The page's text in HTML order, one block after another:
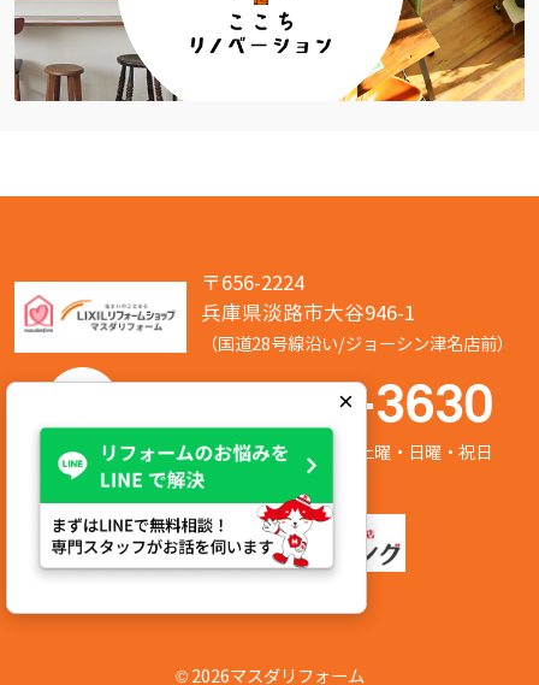
〒656-2224
兵庫県淡路市大谷946-1
（国道28号線沿い/ジョーシン津名店前）
050-7586-3630
営業時間:8:00～17:00 定休日:第2/第4土曜・日曜・祝日
© 2026マスダリフォーム
×